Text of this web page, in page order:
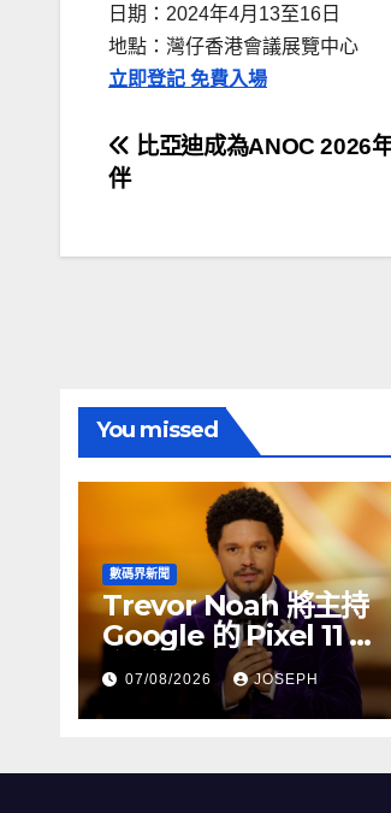
日期：2024年4月13至16日
地點：灣仔香港會議展覽中心
立即登記 免費入場
文
章
導
比亞迪成為ANOC 2026
伴
You missed
數碼界新聞
Trevor Noah 將主持
Google 的 Pixel 11 推
介活動
07/08/2026 JOSEPH